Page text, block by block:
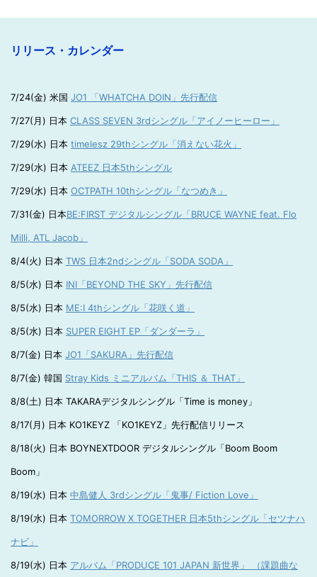
リリース・カレンダー
7/24(金) 米国 JO1 「WHATCHA DOIN」先行配信
7/27(月) 日本 CLASS SEVEN 3rdシングル「アイノーヒーロー」
7/29(水) 日本 timelesz 29thシングル「消えない花火」
7/29(水) 日本 ATEEZ 日本5thシングル
7/29(水) 日本 OCTPATH 10thシングル「なつめき」
7/31(金) 日本BE:FIRST デジタルシングル「BRUCE WAYNE feat. Flo
Milli, ATL Jacob」
8/4(火) 日本 TWS 日本2ndシングル「SODA SODA」
8/5(水) 日本 INI「BEYOND THE SKY」先行配信
8/5(水) 日本 ME:I 4thシングル「花咲く道」
8/5(水) 日本 SUPER EIGHT EP「ダンダーラ」
8/7(金) 日本 JO1「SAKURA」先行配信
8/7(金) 韓国 Stray Kids ミニアルバム「THIS ＆ THAT」
8/8(土) 日本 TAKARAデジタルシングル「Time is money」
8/17(月) 日本 KO1KEYZ 「KO1KEYZ」先行配信リリース
8/18(火) 日本 BOYNEXTDOOR デジタルシングル「Boom Boom
Boom」
8/19(水) 日本 中島健人 3rdシングル「鬼事/ Fiction Love」
8/19(水) 日本 TOMORROW X TOGETHER 日本5thシングル「セツナハ
ナビ」
8/19(水) 日本 アルバム「PRODUCE 101 JAPAN 新世界」 （課題曲な